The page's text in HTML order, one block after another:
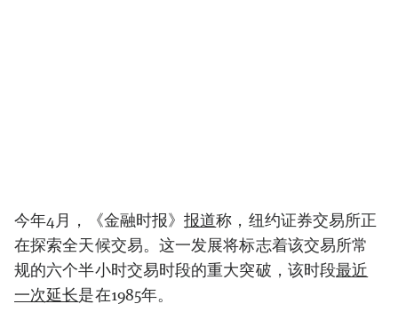
今年4月，《金融时报》报道称，纽约证券交易所正
在探索全天候交易。这一发展将标志着该交易所常
规的六个半小时交易时段的重大突破，该时段最近
一次延长是在1985年。